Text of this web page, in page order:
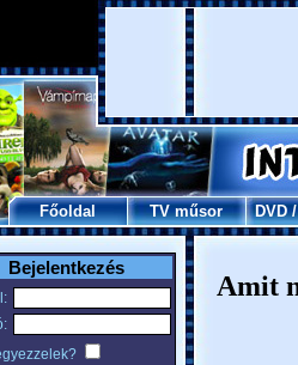
Főoldal TV műsor DVD
Bejelentkezés
Amit